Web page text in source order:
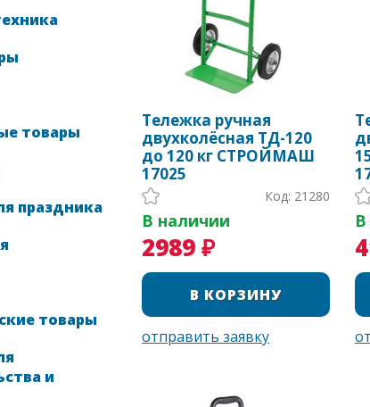
товары
праздника
товары
и
Тележка ручная
двухколёсная ТД-120
до 120 кг СТРОЙМАШ
17025
Код: 21280
В наличии
2989 ₽